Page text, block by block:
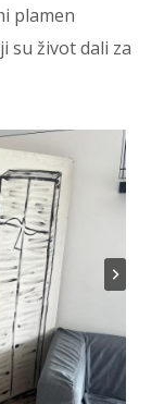
plamen
su život dali za